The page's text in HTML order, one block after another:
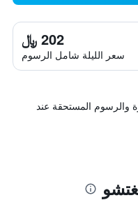
202 ﷼
سعر الليلة شامل الرسوم
والرسوم المستحقة عند